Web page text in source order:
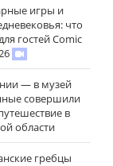
игры и
что
гостей Comic
— в музей
совершили
в
области
гребцы